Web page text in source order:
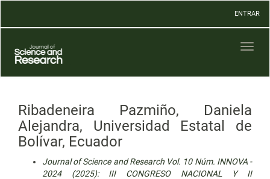
Contenido
Barra
lateral
ENTRAR
Ribadeneira Pazmiño, Daniela
Alejandra, Universidad Estatal de
Bolívar, Ecuador
Journal of Science and Research Vol. 10 Núm. INNOVA -
2024 (2025): III CONGRESO NACIONAL Y II